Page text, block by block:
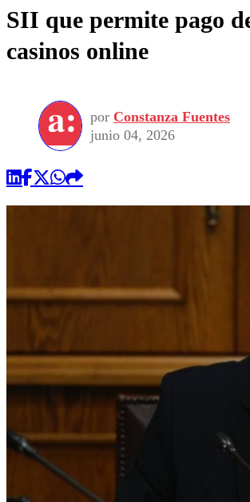
SII que permite pago
casinos online
por Constanza Fuentes
junio 04, 2026